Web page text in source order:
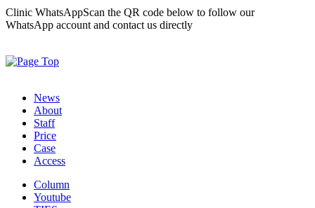
Clinic WhatsAppScan the QR code below to follow our
WhatsApp account and contact us directly
News
About
Staff
Price
Case
Access
Column
Youtube